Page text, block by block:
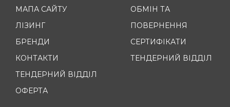
МАПА САЙТУ
ЛІЗИНГ
БРЕНДИ
КОНТАКТИ
ТЕНДЕРНИЙ ВІДДІЛ
ОФЕРТА
ОБМІН ТА
ПОВЕРНЕННЯ
СЕРТИФІКАТИ
ТЕНДЕРНИЙ ВІДДІЛ